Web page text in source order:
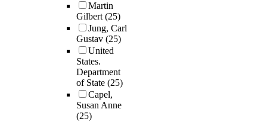
Martin
Gilbert(25)
Jung, Carl
Gustav (25)
United
States.
Department
of State (25)
Capel,
Susan Anne
(25)